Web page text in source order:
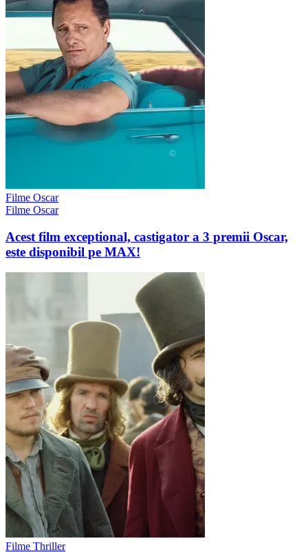
Filme Oscar
Filme Oscar
Acest film exceptional, castigator a 3 premii Oscar,
este disponibil pe MAX!
Filme Thriller